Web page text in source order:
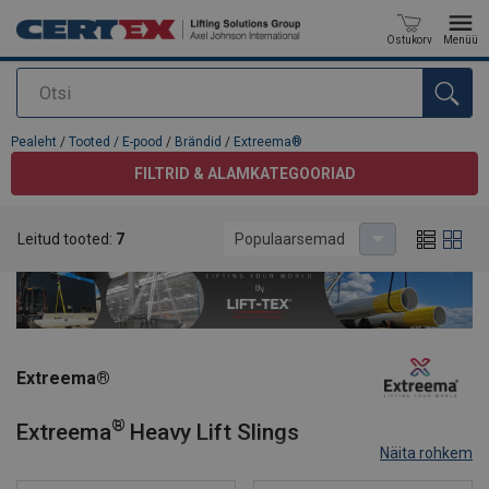
Otsi
Ostukorv Menüü
Toode on lisatud teie päringule
Pealeht / Tooted / E-pood / Brändid / Extreema®
FILTRID & ALAMKATEGOORIAD
Extreema®
Extreema® Heavy Lift Slings
Näita rohkem
Leitud tooted: 7 Populaarsemad